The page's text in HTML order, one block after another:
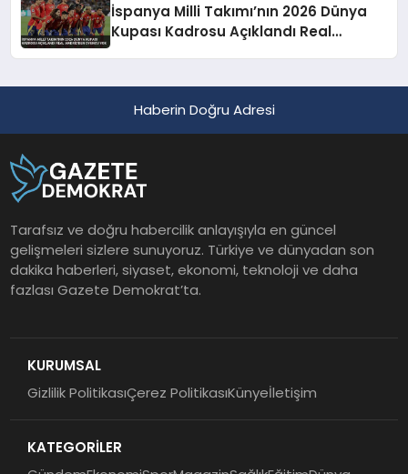
İspanya Milli Takımı’nın 2026 Dünya
Kupası Kadrosu Açıklandı Real
Haberin Doğru Adresi
Tarafsız ve doğru habercilik anlayışıyla en güncel
gelişmeleri sizlere sunuyoruz. Türkiye ve dünyadan son
dakika haberleri, siyaset, ekonomi, teknoloji ve daha
fazlası Gazete Demokrat’ta.
KURUMSAL
Gizlilik PolitikasıÇerez PolitikasıKünyeİletişim
KATEGORİLER